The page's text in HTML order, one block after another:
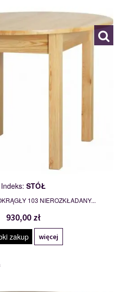
Indeks: STÓŁ
103 NIEROZKŁADANY...
930,00 zł
zakup więcej